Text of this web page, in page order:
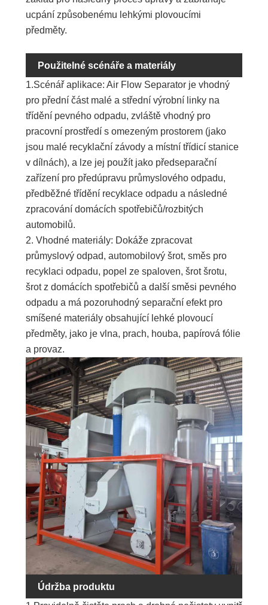
ucpání způsobenému lehkými plovoucími
předměty.
Použitelné scénáře a materiály
1.Scénář aplikace: Air Flow Separator je vhodný
pro přední část malé a střední výrobní linky na
třídění pevného odpadu, zvláště vhodný pro
pracovní prostředí s omezeným prostorem (jako
jsou malé recyklační závody a místní třídicí stanice
v dílnách), a lze jej použít jako předseparační
zařízení pro předúpravu průmyslového odpadu,
předběžné třídění recyklace odpadu a následné
zpracování domácích spotřebičů/rozbitých
automobilů.
2. Vhodné materiály: Dokáže zpracovat
průmyslový odpad, automobilový šrot, směs pro
recyklaci odpadu, popel ze spaloven, šrot šrotu,
šrot z domácích spotřebičů a další směsi pevného
odpadu a má pozoruhodný separační efekt pro
smíšené materiály obsahující lehké plovoucí
předměty, jako je vlna, prach, houba, papírová fólie
a provaz.
Údržba produktu